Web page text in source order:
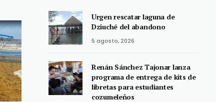
Urgen rescatar laguna de
Dziuché del abandono
5 agosto, 2026
Renán Sánchez Tajonar lanza
programa de entrega de kits de
libretas para estudiantes
cozumeleños